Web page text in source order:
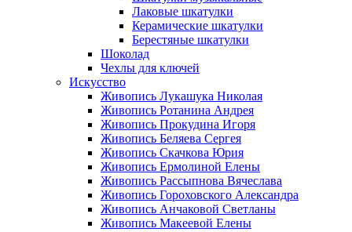
Лаковые шкатулки
Керамические шкатулки
Берестяные шкатулки
Шоколад
Чехлы для ключей
Искусство
Живопись Лукашука Николая
Живопись Ротанина Андрея
Живопись Прокудина Игоря
Живопись Беляева Сергея
Живопись Скачкова Юрия
Живопись Ермолиной Елены
Живопись Рассыпнова Вячеслава
Живопись Гороховского Александра
Живопись Анчаковой Светланы
Живопись Макеевой Елены